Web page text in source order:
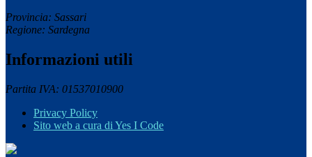
Provincia: Sassari
Regione: Sardegna
Informazioni utili
Partita IVA: 01537010900
Privacy Policy
Sito web a cura di Yes I Code